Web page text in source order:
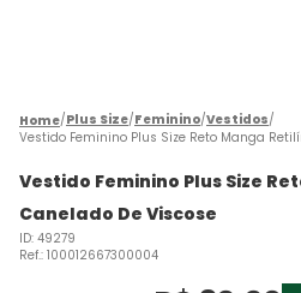
Plus Size Feminino Vestidos
Vestido Feminino Plus Size Reto Manga
Vestido Feminino Plus Size
Canelado De Viscose
ID: 49279
Ref.: 100012667300004